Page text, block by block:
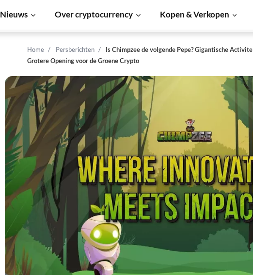
Nieuws Over cryptocurrency Kopen & Verkopen
Home Persberichten
Is Chimpzee de volgende Pepe? Gigantische
Grotere Opening voor de Groene Crypto